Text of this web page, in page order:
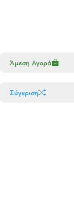
Άμεση Αγορά
Σύγκριση